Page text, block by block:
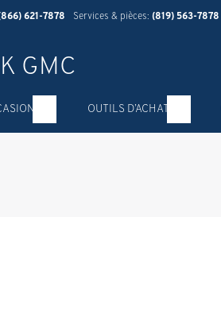
621-7878 Services & pièces: (819) 563-7878
OUTILS D’ACHAT